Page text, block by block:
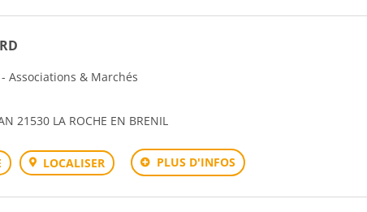
Associations & Marchés
21530 LA ROCHE EN BRENIL
LOCALISER PLUS D'INFOS